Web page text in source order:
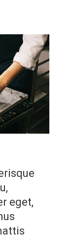
eget,